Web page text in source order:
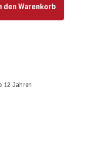
den Warenkorb
12 Jahren